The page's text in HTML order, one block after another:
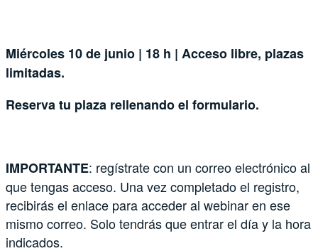
Miércoles 10 de junio | 18 h | Acceso libre, plazas
limitadas.
Reserva tu plaza rellenando el formulario.
IMPORTANTE: regístrate con un correo electrónico al
que tengas acceso. Una vez completado el registro,
recibirás el enlace para acceder al webinar en ese
mismo correo. Solo tendrás que entrar el día y la hora
indicados.